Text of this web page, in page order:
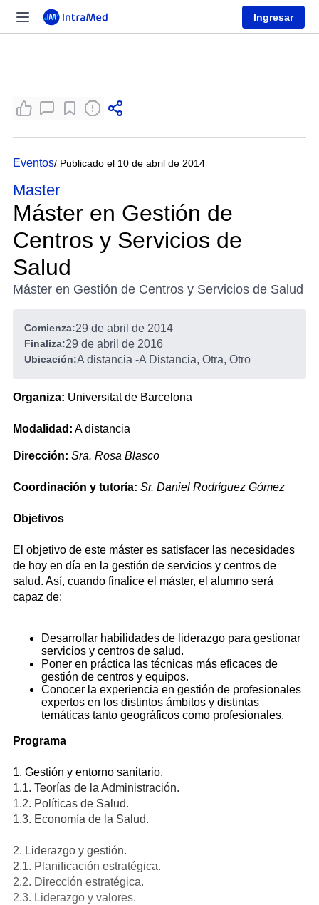
Ingresar
Eventos/ Publicado el 10 de abril de 2014
Master
Máster en Gestión de
Centros y Servicios de
Salud
Máster en Gestión de Centros y Servicios de Salud
Comienza:29 de abril de 2014
Finaliza:29 de abril de 2016
Ubicación:A distancia -A Distancia, Otra, Otro
Organiza: Universitat de Barcelona
Modalidad: A distancia
Dirección: Sra. Rosa Blasco
Coordinación y tutoría: Sr. Daniel Rodríguez Gómez
Objetivos
El objetivo de este máster es satisfacer las necesidades
de hoy en día en la gestión de servicios y centros de
salud. Así, cuando finalice el máster, el alumno será
capaz de:
Desarrollar habilidades de liderazgo para gestionar
servicios y centros de salud.
Poner en práctica las técnicas más eficaces de
gestión de centros y equipos.
Conocer la experiencia en gestión de profesionales
expertos en los distintos ámbitos y distintas
temáticas tanto geográficos como profesionales.
Programa
1. Gestión y entorno sanitario.
1.1. Teorías de la Administración.
1.2. Políticas de Salud.
1.3. Economía de la Salud.
2. Liderazgo y gestión.
2.1. Planificación estratégica.
2.2. Dirección estratégica.
2.3. Liderazgo y valores.